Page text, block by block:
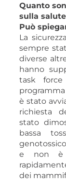
Quanto
sulla
Può
La
sempre
diverse
hanno
task
è stato
richiesta
stato
bassa
e non è
dei